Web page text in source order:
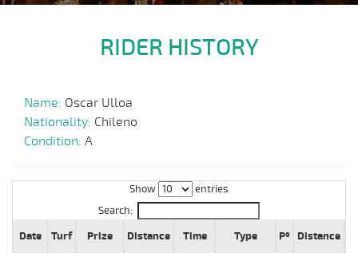
RIDER HISTORY
Name: Oscar Ulloa
Nationality: Chileno
Condition: A
Show
entries
Search:
Date
Turf Prize Distance Time Type Pº Distance